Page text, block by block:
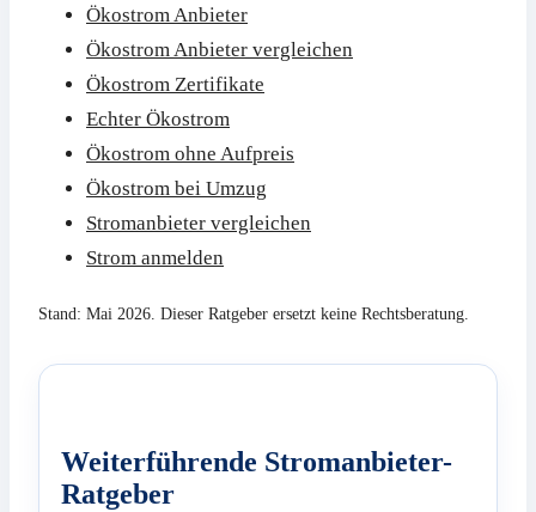
Ökostrom Anbieter
Ökostrom Anbieter vergleichen
Ökostrom Zertifikate
Echter Ökostrom
Ökostrom ohne Aufpreis
Ökostrom bei Umzug
Stromanbieter vergleichen
Strom anmelden
Stand: Mai 2026. Dieser Ratgeber ersetzt keine Rechtsberatung.
Weiterführende Stromanbieter-
Ratgeber